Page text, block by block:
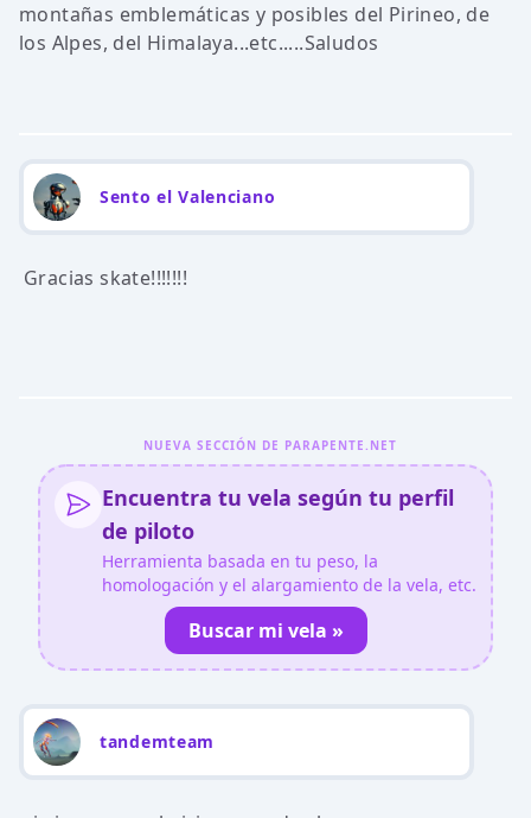
montañas emblemáticas y posibles del Pirineo, de
los Alpes, del Himalaya...etc.....Saludos
Sento el Valenciano
Gracias skate!!!!!!!
NUEVA SECCIÓN DE PARAPENTE.NET
Encuentra tu vela según tu perfil
de piloto
Herramienta basada en tu peso, la
homologación y el alargamiento de la vela, etc.
Buscar mi vela »
tandemteam